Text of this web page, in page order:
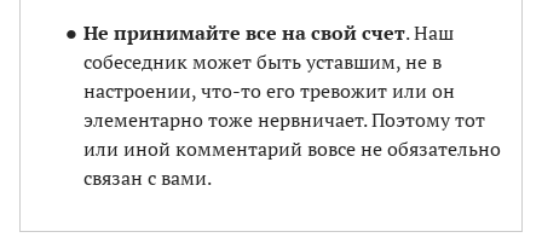
Не принимайте все на свой счет. Наш
собеседник может быть уставшим, не в
настроении, что-то его тревожит или он
элементарно тоже нервничает. Поэтому тот
или иной комментарий вовсе не обязательно
связан с вами.